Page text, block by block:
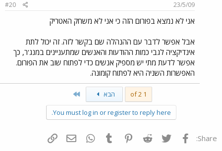
23/5/09
#20
אני לא נמצא בפורום הזה כי אני לא משחק האטריק
אבל אפשר לדבר עם ההנהלה שם בקשר לזה. זה יכול לתת
אינדיקציה לגבי כמות ההודעות והאנשים שמתעניינים במנג'ר, כך
אפשר לדעת מתי יש מספיק אנשים כדי לפתוח שוב את הפורום.
האפשרות השניה היא לפתוח קומונה.
1 of 2 הבא
You must log in or register to reply here.
Share: פייסבוק Twitter
Reddit
Pinterest
Tumblr
WhatsAppדואר אלקטרוני